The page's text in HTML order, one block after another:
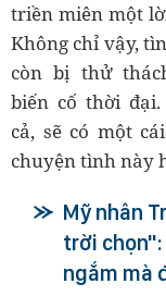
triền miên một
Không chỉ vậy,
còn bị thử
biến cố thời
cả, sẽ có một
chuyện tình này
Mỹ nhân
trời
ngắm mà